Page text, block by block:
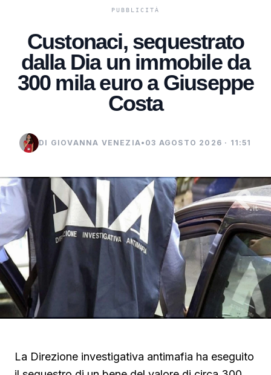
Custonaci, sequestrato
dalla Dia un immobile da
300 mila euro a Giuseppe
Costa
DI GIOVANNA VENEZIA• 03 AGOSTO 2026 · 11:51
La Direzione investigativa antimafia ha eseguito